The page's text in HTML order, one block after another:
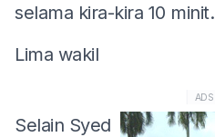
selama kira-kira 10 minit.
Lima wakil
ADS
Selain Syed